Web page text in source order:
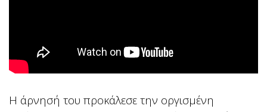
Η άρνησή του προκάλεσε την οργισμένη